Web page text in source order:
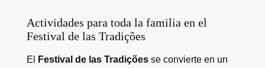
Actividades para toda la familia en el
Festival de las Tradições
El Festival de las Tradiçõesse convierte en un